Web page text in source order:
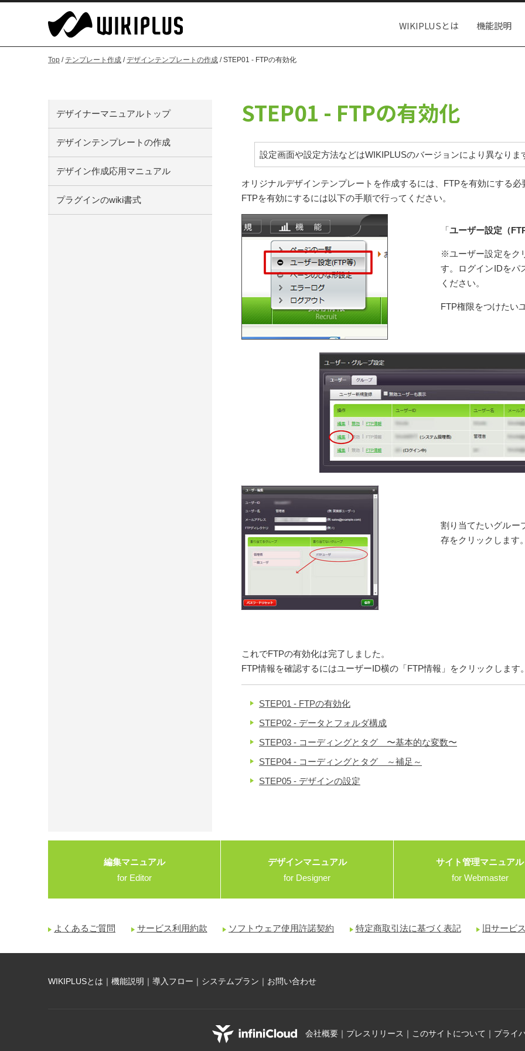
WIKIPLUSとは 機能説明
Top / テンプレート作成 /デザインテンプレートの作成 / STEP01 - FTPの有効化
STEP01 - FTPの有効化
設定画面や設定方法などはWIKIPLUSのバージョンにより異なりま
オリジナルデザインテンプレートを作成するには、FTPを有効にする必
FTPを有効にするには以下の手順で行ってください。
「 ユーザー設定（
※ユーザー設定をク
す。ログインIDをパ
ください。
FTP権限をつけたい
割り当てたいグルー
存をクリックします
これでFTPの有効化は完了しました。
FTP情報を確認するにはユーザーID横の「FTP情報」をクリックします
STEP01 - FTPの有効化
STEP02 - データとフォルダ構成
STEP03 - コーディングとタグ 〜基本的な変数〜
STEP04 - コーディングとタグ ～補足～
STEP05 - デザインの設定
デザイナーマニュアルトップ
デザインテンプレートの作成
デザイン作成応用マニュアル
プラグインのwiki書式
編集マニュアル
for Editor
デザインマニュアル
for Designer
サイト管理マニュアル
for Webmaster
よくあるご質問 サービス利用約款 ソフトウェア使用許諾契約 特定商取引法に基づく表記 旧サービ
WIKIPLUSとは 機能説明 導入フロー システムプラン お問い合わせ
会社概要｜ プレスリリース このサイトについて プライ